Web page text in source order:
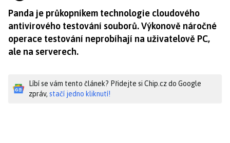
Panda je průkopníkem technologie cloudového
antivirového testování souborů. Výkonově náročné
operace testování neprobíhají na uživatelově PC,
ale na serverech.
Líbí se vám tento článek? Přidejte si Chip.cz do Google
zpráv, stačí jedno kliknutí!